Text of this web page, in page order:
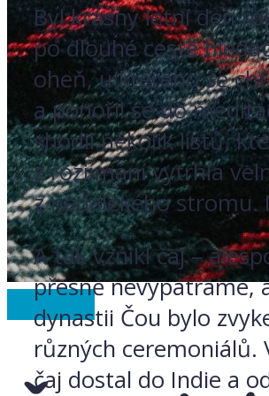
Ze světa
Byl krásný letní den
po dlouhé cestě
oheň, u kterého se
a ponořil se do
shodil několik listů,
z rozjímání vytrhla
z nedalekého stromu.
A tak vznikl čaj –
přesně nevypátráme,
dynastii Čou bylo
různých ceremoniálů.
čaj dostal do Indie a